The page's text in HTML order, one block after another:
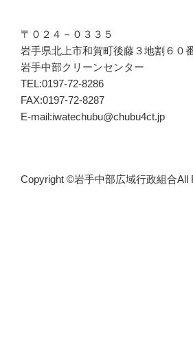
〒０２４－０３３５
岩手県北上市和賀町後藤３地割６０
岩手中部クリーンセンター
TEL:0197-72-8286
FAX:0197-72-8287
E-mail:iwatechubu@chubu4ct.jp
Copyright ©岩手中部広域行政組合All